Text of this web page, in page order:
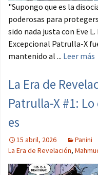
"Supongo que es la
poderosas para
sido nada justa con Eve
Excepcional Patrulla-X
mantenido al ... Leer más
La Era de
Patrulla-X #1:
es
15 abril, 2026 Panini
La Era de Revelación,